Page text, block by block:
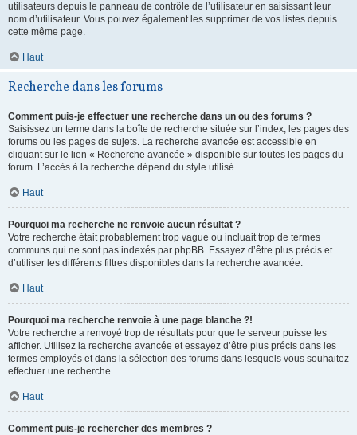
utilisateurs depuis le panneau de contrôle de l’utilisateur en saisissant leur
nom d’utilisateur. Vous pouvez également les supprimer de vos listes depuis
cette même page.
Haut
Recherche dans les forums
Comment puis-je effectuer une recherche dans un ou des forums ?
Saisissez un terme dans la boîte de recherche située sur l’index, les pages des
forums ou les pages de sujets. La recherche avancée est accessible en
cliquant sur le lien « Recherche avancée » disponible sur toutes les pages du
forum. L’accès à la recherche dépend du style utilisé.
Haut
Pourquoi ma recherche ne renvoie aucun résultat ?
Votre recherche était probablement trop vague ou incluait trop de termes
communs qui ne sont pas indexés par phpBB. Essayez d’être plus précis et
d’utiliser les différents filtres disponibles dans la recherche avancée.
Haut
Pourquoi ma recherche renvoie à une page blanche ?!
Votre recherche a renvoyé trop de résultats pour que le serveur puisse les
afficher. Utilisez la recherche avancée et essayez d’être plus précis dans les
termes employés et dans la sélection des forums dans lesquels vous souhaitez
effectuer une recherche.
Haut
Comment puis-je rechercher des membres ?